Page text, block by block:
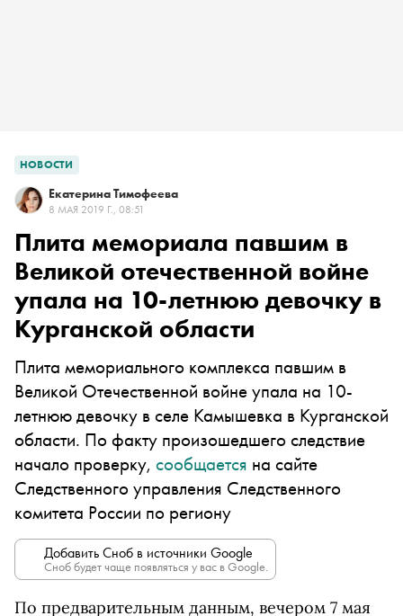
НОВОСТИ
Екатерина Тимофеева
8 МАЯ 2019 Г., 08:51
Плита мемориала павшим в
Великой отечественной войне
упала на 10-летнюю девочку в
Курганской области
Плита мемориального комплекса павшим в
Великой Отечественной войне упала на 10-
летнюю девочку в селе Камышевка в Курганской
области. По факту произошедшего следствие
начало проверку, сообщается на сайте
Следственного управления Следственного
комитета России по региону
Добавить Сноб в источники Google
Сноб будет чаще появляться у вас в Google.
По предварительным данным, вечером 7 мая